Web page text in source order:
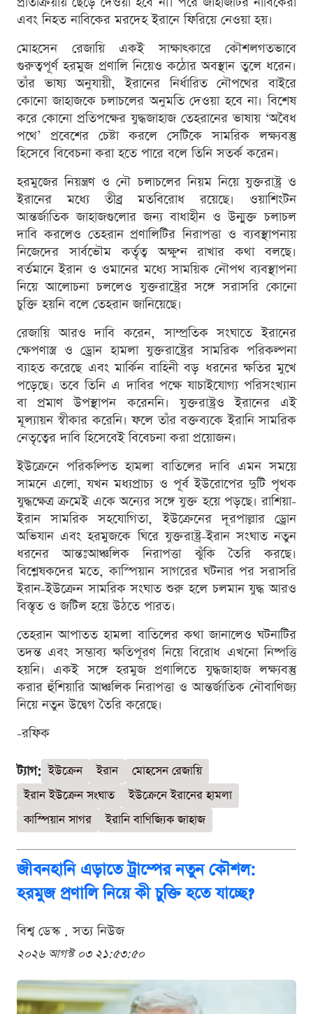
এবং নিহত নাবিকের মরদেহ ইরানে ফিরিয়ে নেওয়া হয়।
মোহসেন রেজায়ি একই সাক্ষাৎকারে কৌশলগতভাবে
গুরুত্বপূর্ণ হরমুজ প্রণালি নিয়েও কঠোর অবস্থান তুলে ধরেন।
তাঁর ভাষ্য অনুযায়ী, ইরানের নির্ধারিত নৌপথের বাইরে
কোনো জাহাজকে চলাচলের অনুমতি দেওয়া হবে না। বিশেষ
করে কোনো প্রতিপক্ষের যুদ্ধজাহাজ তেহরানের ভাষায় ‘অবৈধ
পথে’ প্রবেশের চেষ্টা করলে সেটিকে সামরিক লক্ষ্যবস্তু
হিসেবে বিবেচনা করা হতে পারে বলে তিনি সতর্ক করেন।
হরমুজের নিয়ন্ত্রণ ও নৌ চলাচলের নিয়ম নিয়ে যুক্তরাষ্ট্র ও
ইরানের মধ্যে তীব্র মতবিরোধ রয়েছে। ওয়াশিংটন
আন্তর্জাতিক জাহাজগুলোর জন্য বাধাহীন ও উন্মুক্ত চলাচল
দাবি করলেও তেহরান প্রণালিটির নিরাপত্তা ও ব্যবস্থাপনায়
নিজেদের সার্বভৌম কর্তৃত্ব অক্ষুণ্ন রাখার কথা বলছে।
বর্তমানে ইরান ও ওমানের মধ্যে সাময়িক নৌপথ ব্যবস্থাপনা
নিয়ে আলোচনা চললেও যুক্তরাষ্ট্রের সঙ্গে সরাসরি কোনো
চুক্তি হয়নি বলে তেহরান জানিয়েছে।
রেজায়ি আরও দাবি করেন, সাম্প্রতিক সংঘাতে ইরানের
ক্ষেপণাস্ত্র ও ড্রোন হামলা যুক্তরাষ্ট্রের সামরিক পরিকল্পনা
ব্যাহত করেছে এবং মার্কিন বাহিনী বড় ধরনের ক্ষতির মুখে
পড়েছে। তবে তিনি এ দাবির পক্ষে যাচাইযোগ্য পরিসংখ্যান
বা প্রমাণ উপস্থাপন করেননি। যুক্তরাষ্ট্রও ইরানের এই
মূল্যায়ন স্বীকার করেনি। ফলে তাঁর বক্তব্যকে ইরানি সামরিক
নেতৃত্বের দাবি হিসেবেই বিবেচনা করা প্রয়োজন।
ইউক্রেনে পরিকল্পিত হামলা বাতিলের দাবি এমন সময়ে
সামনে এলো, যখন মধ্যপ্রাচ্য ও পূর্ব ইউরোপের দুটি পৃথক
যুদ্ধক্ষেত্র ক্রমেই একে অন্যের সঙ্গে যুক্ত হয়ে পড়ছে। রাশিয়া-
ইরান সামরিক সহযোগিতা, ইউক্রেনের দূরপাল্লার ড্রোন
অভিযান এবং হরমুজকে ঘিরে যুক্তরাষ্ট্র-ইরান সংঘাত নতুন
ধরনের আন্তঃআঞ্চলিক নিরাপত্তা ঝুঁকি তৈরি করছে।
বিশ্লেষকদের মতে, কাস্পিয়ান সাগরের ঘটনার পর সরাসরি
ইরান-ইউক্রেন সামরিক সংঘাত শুরু হলে চলমান যুদ্ধ আরও
বিস্তৃত ও জটিল হয়ে উঠতে পারত।
তেহরান আপাতত হামলা বাতিলের কথা জানালেও ঘটনাটির
তদন্ত এবং সম্ভাব্য ক্ষতিপূরণ নিয়ে বিরোধ এখনো নিষ্পত্তি
হয়নি। একই সঙ্গে হরমুজ প্রণালিতে যুদ্ধজাহাজ লক্ষ্যবস্তু
করার হুঁশিয়ারি আঞ্চলিক নিরাপত্তা ও আন্তর্জাতিক নৌবাণিজ্য
নিয়ে নতুন উদ্বেগ তৈরি করেছে।
-রফিক
ট্যাগ: ইউক্রেন ইরান
মোহসেন রেজায়ি
ইরান ইউক্রেন সংঘাত
ইউক্রেনে ইরানের হামলা
কাস্পিয়ান সাগর
ইরানি বাণিজ্যিক জাহাজ
জীবনহানি এড়াতে ট্রাম্পের নতুন কৌশল:
হরমুজ প্রণালি নিয়ে কী চুক্তি হতে যাচ্ছে?
বিশ্ব ডেস্ক . সত্য নিউজ
২০২৬ আগস্ট ০৩ ২১:৫৩:৫০